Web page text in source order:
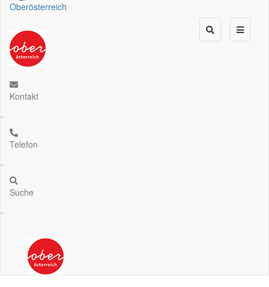
Oberösterreich
Kontakt
.
Telefon
.
Suche
.